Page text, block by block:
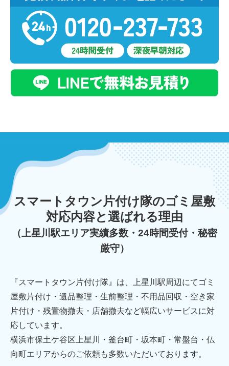
スマートタウン片付け隊のゴミ屋敷
対応内容と選ばれる理由
（上星川駅エリア実績多数・24時間受付・秘密
厳守）
『スマートタウン片付け隊』は、上星川駅周辺にてゴミ
屋敷片付け・遺品整理・生前整理・不用品回収・空き家
片付け・残置物撤去・店舗撤去など幅広いサービスに対
応しています。
横浜市保土ケ谷区上星川・釜台町・坂本町・常盤台・仏
向町エリアからのご依頼も多数いただいております。